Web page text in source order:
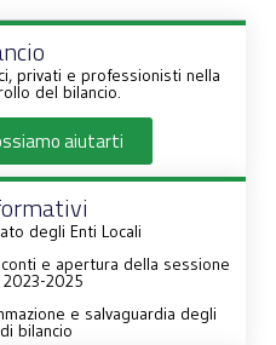
privati e professionisti nella
del bilancio.
aiutarti
degli Enti Locali
e apertura della sessione
2025
e salvaguardia degli
bilancio